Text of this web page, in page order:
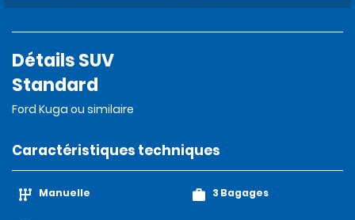
Détails SUV
Standard
Ford Kuga ou similaire
Caractéristiques techniques
Manuelle 3 Bagages